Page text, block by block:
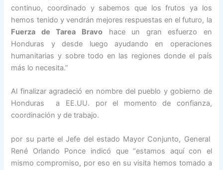
continuo, coordinado y sabemos que los frutos ya los
hemos tenido y vendrán mejores respuestas en el futuro, la
Fuerza de Tarea Bravo hace un gran esfuerzo en
Honduras y desde luego ayudando en operaciones
humanitarias y sobre todo en las regiones donde el país
más lo necesita.”
Al finalizar agradeció en nombre del pueblo y gobierno de
Honduras a EE.UU. por el momento de confianza,
coordinación y de trabajo.
por su parte el Jefe del estado Mayor Conjunto, General
René Orlando Ponce indicó que “estamos aquí con el
mismo compromiso, por eso en su visita hemos tomado a